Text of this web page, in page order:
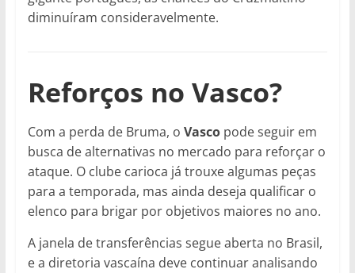
diminuíram consideravelmente.
Reforços no Vasco?
Com a perda de Bruma, o Vascopode seguir em
busca de alternativas no mercado para reforçar o
ataque. O clube carioca já trouxe algumas peças
para a temporada, mas ainda deseja qualificar o
elenco para brigar por objetivos maiores no ano.
A janela de transferências segue aberta no Brasil,
e a diretoria vascaína deve continuar analisando